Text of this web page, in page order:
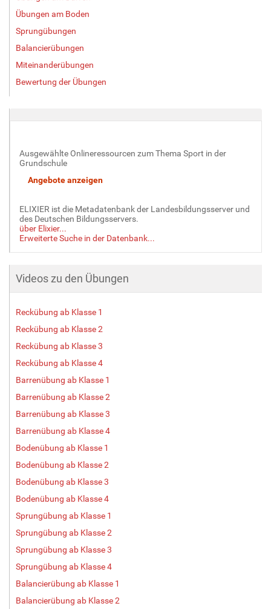
Übungen am Boden
Sprungübungen
Balancierübungen
Miteinanderübungen
Bewertung der Übungen
Ausgewählte Onlineressourcen zum Thema Sport in der
Grundschule
ELIXIER ist die Metadatenbank der Landesbildungsserver und
des Deutschen Bildungsservers.
über Elixier...
Erweiterte Suche in der Datenbank...
Videos zu den Übungen
Reckübung ab Klasse 1
Reckübung ab Klasse 2
Reckübung ab Klasse 3
Reckübung ab Klasse 4
Barrenübung ab Klasse 1
Barrenübung ab Klasse 2
Barrenübung ab Klasse 3
Barrenübung ab Klasse 4
Bodenübung ab Klasse 1
Bodenübung ab Klasse 2
Bodenübung ab Klasse 3
Bodenübung ab Klasse 4
Sprungübung ab Klasse 1
Sprungübung ab Klasse 2
Sprungübung ab Klasse 3
Sprungübung ab Klasse 4
Balancierübung ab Klasse 1
Balancierübung ab Klasse 2